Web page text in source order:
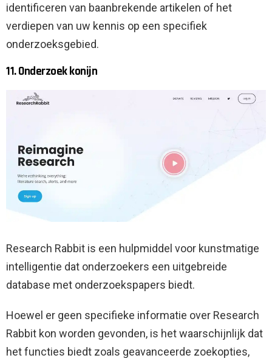
identificeren van baanbrekende artikelen of het
verdiepen van uw kennis op een specifiek
onderzoeksgebied.
11. Onderzoek konijn
Research Rabbit is een hulpmiddel voor kunstmatige
intelligentie dat onderzoekers een uitgebreide
database met onderzoekspapers biedt.
Hoewel er geen specifieke informatie over Research
Rabbit kon worden gevonden, is het waarschijnlijk dat
het functies biedt zoals geavanceerde zoekopties,